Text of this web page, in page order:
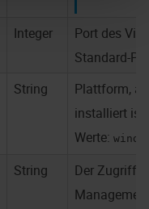
Integer
Port des
Standard-
String
Plattform,
installiert ist.
Werte:
String
Der Zugriff